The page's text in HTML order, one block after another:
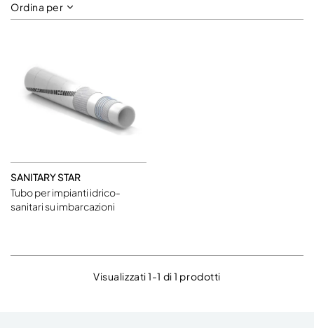
Ordina per
SANITARY STAR
Tubo per impianti idrico-
sanitari su imbarcazioni
Visualizzati 1-1 di 1 prodotti